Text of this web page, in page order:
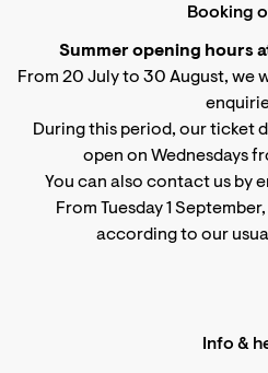
Booking
Summer opening hours
From 20 July to 30 August, we
During this period, our ticket
open on Wednesdays
You can also contact us by
From Tuesday 1
according to our
Info &